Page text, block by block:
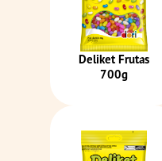
Deliket Frutas
700g